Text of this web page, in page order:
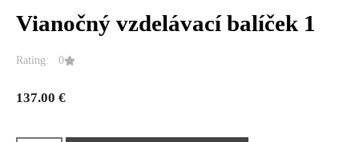
Vianočný vzdelávací balíček 1
Rating: 0
137.00 €